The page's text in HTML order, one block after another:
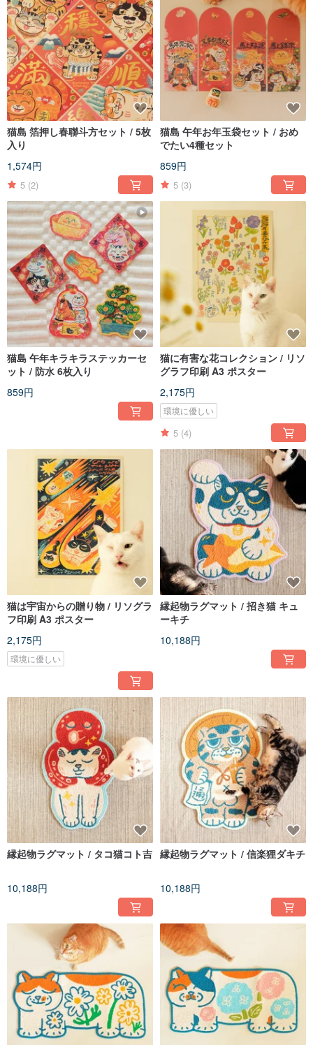
猫島 箔押し春聯斗方セット / 5枚
入り
1,574円
5 (2)
猫島 午年お年玉袋セット / おめ
でたい4種セット
859円
5 (3)
猫島 午年キラキラステッカーセ
ット / 防水 6枚入り
859円
猫に有害な花コレクション / リソ
グラフ印刷 A3 ポスター
2,175円
環境に優しい
5 (4)
猫は宇宙からの贈り物 / リソグラ
フ印刷 A3 ポスター
2,175円
環境に優しい
縁起物ラグマット / 招き猫 キュ
ーキチ
10,188円
縁起物ラグマット / タコ猫コト吉
10,188円
縁起物ラグマット / 信楽狸ダキチ
10,188円